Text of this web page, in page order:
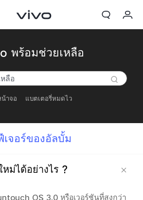
น
พร้อมช่วยเหลือ
าจอ แบตเตอรี่หมดไว
เจอร์ของอัลบั้ม
ม่ได้อย่างไร ?
OS 3.0 หรือเวอร์ชันที่สูงกว่า